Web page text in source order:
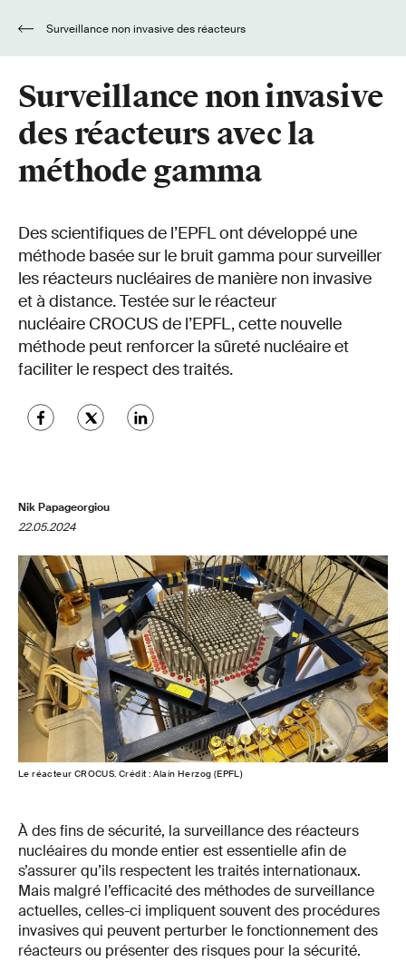
Surveillance non invasive
des réacteurs avec la
méthode gamma
Des scientifiques de l’EPFL ont développé une
méthode basée sur le bruit gamma pour surveiller
les réacteurs nucléaires de manière non invasive
et à distance. Testée sur le réacteur
nucléaire CROCUS de l’EPFL, cette nouvelle
méthode peut renforcer la sûreté nucléaire et
faciliter le respect des traités.
Nik Papageorgiou
22.05.2024
Le réacteur CROCUS. Crédit : Alain Herzog (EPFL)
À des fins de sécurité, la surveillance des réacteurs
nucléaires du monde entier est essentielle afin de
s’assurer qu’ils respectent les traités internationaux.
Mais malgré l’efficacité des méthodes de surveillance
actuelles, celles-ci impliquent souvent des procédures
invasives qui peuvent perturber le fonctionnement des
réacteurs ou présenter des risques pour la sécurité.